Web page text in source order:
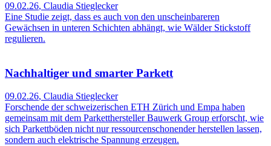
09.02.26, Claudia Stieglecker
Eine Studie zeigt, dass es auch von den unscheinbareren
Gewächsen in unteren Schichten abhängt, wie Wälder Stickstoff
regulieren.
Nachhaltiger und smarter Parkett
09.02.26, Claudia Stieglecker
Forschende der schweizerischen ETH Zürich und Empa haben
gemeinsam mit dem Parketthersteller Bauwerk Group erforscht, wie
sich Parkettböden nicht nur ressourcenschonender herstellen lassen,
sondern auch elektrische Spannung erzeugen.